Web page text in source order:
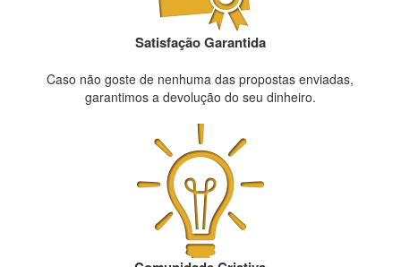
Satisfação Garantida
Caso não goste de nenhuma das propostas enviadas,
garantimos a devolução do seu dinheiro.